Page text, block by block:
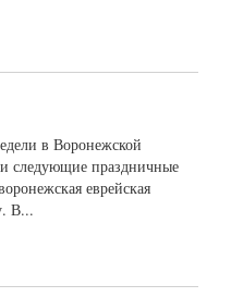
в Воронежской
следующие праздничные
еврейская
В...